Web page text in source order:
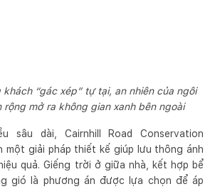
“gác xép” tự tại, an nhiên của ngôi
rộng mở ra không gian xanh bên ngoài
sâu dài, Cairnhill Road Conservation
một giải pháp thiết kế giúp lưu thông ánh
quả. Giếng trời ở giữa nhà, kết hợp bể
gió là phương án được lựa chọn để áp